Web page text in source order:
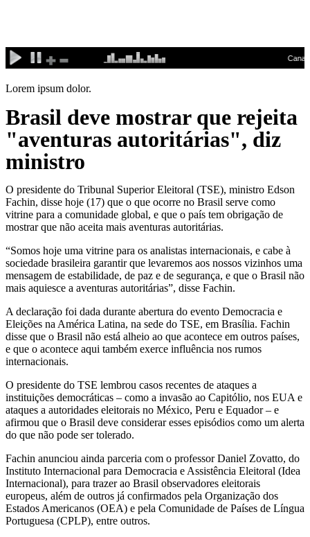
conteúdo
Lorem ipsum dolor.
Brasil deve mostrar que rejeita
"aventuras autoritárias", diz
ministro
O presidente do Tribunal Superior Eleitoral (TSE), ministro Edson
Fachin, disse hoje (17) que o que ocorre no Brasil serve como
vitrine para a comunidade global, e que o país tem obrigação de
mostrar que não aceita mais aventuras autoritárias.
“Somos hoje uma vitrine para os analistas internacionais, e cabe à
sociedade brasileira garantir que levaremos aos nossos vizinhos uma
mensagem de estabilidade, de paz e de segurança, e que o Brasil não
mais aquiesce a aventuras autoritárias”, disse Fachin.
A declaração foi dada durante abertura do evento Democracia e
Eleições na América Latina, na sede do TSE, em Brasília. Fachin
disse que o Brasil não está alheio ao que acontece em outros países,
e que o acontece aqui também exerce influência nos rumos
internacionais.
O presidente do TSE lembrou casos recentes de ataques a
instituições democráticas – como a invasão ao Capitólio, nos EUA e
ataques a autoridades eleitorais no México, Peru e Equador – e
afirmou que o Brasil deve considerar esses episódios como um alerta
do que não pode ser tolerado.
Fachin anunciou ainda parceria com o professor Daniel Zovatto, do
Instituto Internacional para Democracia e Assistência Eleitoral (Idea
Internacional), para trazer ao Brasil observadores eleitorais
europeus, além de outros já confirmados pela Organização dos
Estados Americanos (OEA) e pela Comunidade de Países de Língua
Portuguesa (CPLP), entre outros.